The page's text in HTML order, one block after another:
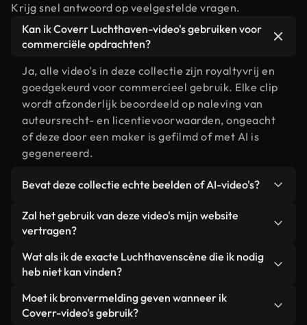
Krijg snel antwoord op veelgestelde vragen.
Kan ik Coverr Luchthaven-video's gebruiken voor
commerciële opdrachten?
Ja, alle video's in deze collectie zijn royaltyvrij en
goedgekeurd voor commercieel gebruik. Elke clip
wordt afzonderlijk beoordeeld op naleving van
auteursrecht- en licentievoorwaarden, ongeacht
of deze door een maker is gefilmd of met AI is
gegenereerd.
Bevat deze collectie echte beelden of AI-video's?
Beide. Dit is een hybride bibliotheek die bestaat
uit echte, door mensen gefilmde beelden van
video's. Elke video is duidelijk gelabeld, zodat je
altijd weet wat je gebruikt.
Zal het gebruik van deze video's mijn website
vertragen?
Niet als u voor onze geoptimaliseerde versies
kiest. Wij bieden lichtgewicht, webklare formaten
achtergrond. Zo blijft de kwaliteit hoog, worden de
laadtijden geminimaliseerd en worden
Wat als ik de exacte Luchthavenscène die ik nodig
heb niet kan vinden?
Met Coverr AI Studio maak je direct een video.
Beschrijf de scène – bijvoorbeeld "Luchthaven bij
Moet ik bronvermelding geven wanneer ik
Coverr-video's gebruik?